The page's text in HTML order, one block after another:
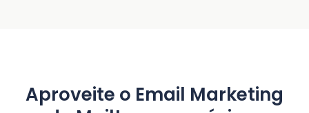
Aproveite o Email Marketing